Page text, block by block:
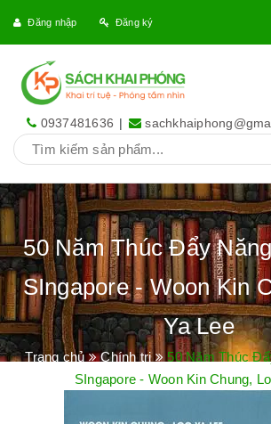
Đăng nhập Đăng ký
0937481636 |
50 Năm Thúc Đẩy
SIngapore - Woon Kin
Ya Lee
Trang chủ Chính trị
50 Năm Thúc
SIngapore - Woon Kin Chung,